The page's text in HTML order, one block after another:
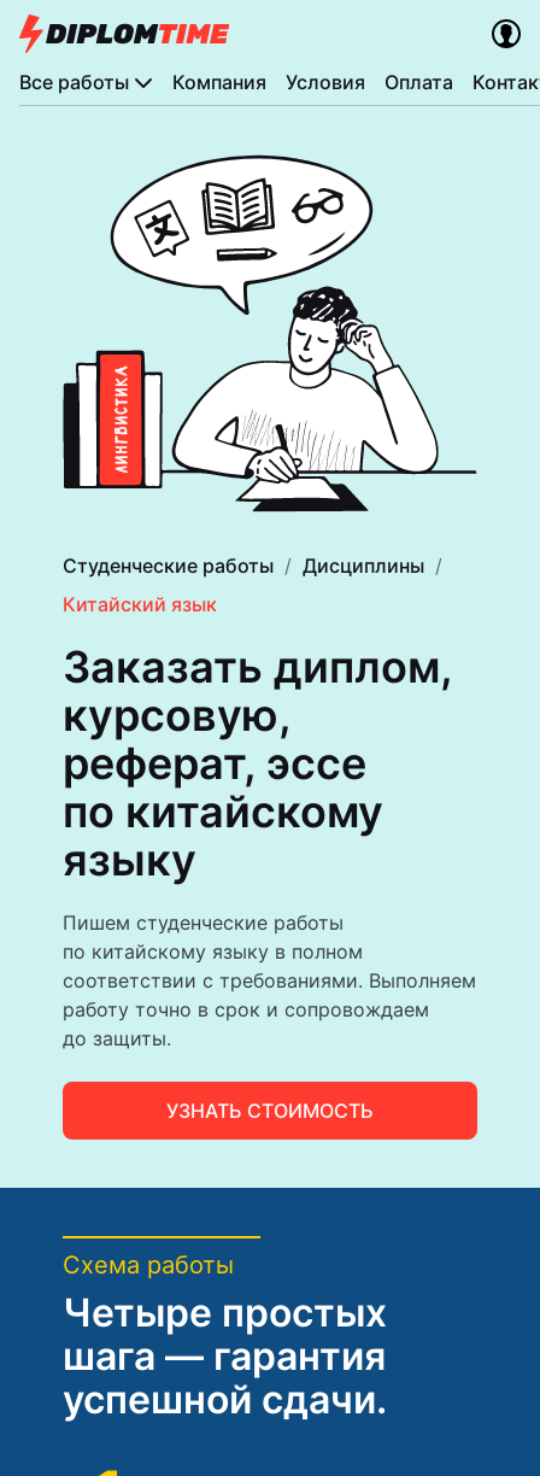
Все работы Компания Условия Оплата
Студенческие работы
Дисциплины
Китайский язык
Заказать диплом,
курсовую,
реферат, эссе
по китайскому
языку
Пишем студенческие работы
по китайскому языку в полном
соответствии с требованиями. Выполняем
работу точно в срок и сопровождаем
до защиты.
УЗНАТЬ СТОИМОСТЬ
Схема работы
Четыре простых
шага — гарантия
успешной сдачи.